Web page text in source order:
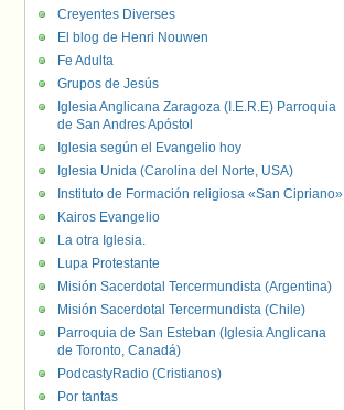
Creyentes Diverses
El blog de Henri Nouwen
Fe Adulta
Grupos de Jesús
Iglesia Anglicana Zaragoza (I.E.R.E) Parroquia
de San Andres Apóstol
Iglesia según el Evangelio hoy
Iglesia Unida (Carolina del Norte, USA)
Instituto de Formación religiosa «San Cipriano»
Kairos Evangelio
La otra Iglesia.
Lupa Protestante
Misión Sacerdotal Tercermundista (Argentina)
Misión Sacerdotal Tercermundista (Chile)
Parroquia de San Esteban (Iglesia Anglicana
de Toronto, Canadá)
PodcastyRadio (Cristianos)
Por tantas